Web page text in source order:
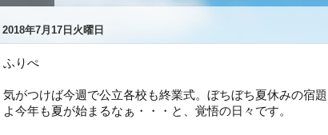
2018年7月17日火曜日
ふりぺ
気がつけば今週で公立各校も終業式。ぼちぼち夏休みの宿
よ今年も夏が始まるなぁ・・・と、覚悟の日々です。